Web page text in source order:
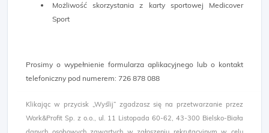
Możliwość skorzystania z karty sportowej Medicover
Sport
Prosimy o wypełnienie formularza aplikacyjnego lub o kontakt
telefoniczny pod numerem: 726 878 088 ​
Klikając w przycisk „Wyślij” zgadzasz się na przetwarzanie przez
Work&Profit Sp. z o.o., ul. 11 Listopada 60-62, 43-300 Bielsko-Biała